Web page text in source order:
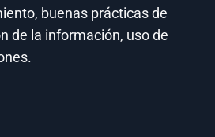
buenas prácticas de
de la información, uso de